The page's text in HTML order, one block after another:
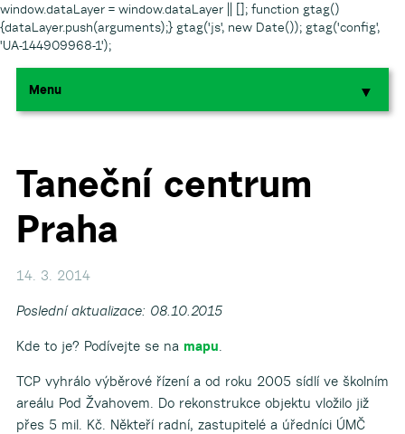
window.dataLayer = window.dataLayer || []; function gtag()
{dataLayer.push(arguments);} gtag('js', new Date()); gtag('config',
'UA-144909968-1');
Menu ▼
▼
▼
Taneční centrum
Praha
14. 3. 2014
Poslední aktualizace: 08.10.2015
Kde to je? Podívejte se na mapu.
TCP vyhrálo výběrové řízení a od roku 2005 sídlí ve školním
areálu Pod Žvahovem. Do rekonstrukce objektu vložilo již
přes 5 mil. Kč. Někteří radní, zastupitelé a úředníci ÚMČ